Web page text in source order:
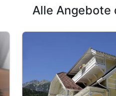
Alle Angebote